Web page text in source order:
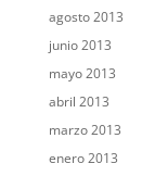
agosto 2013
junio 2013
mayo 2013
abril 2013
marzo 2013
enero 2013